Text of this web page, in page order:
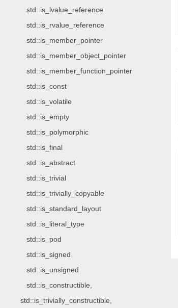
std::is_lvalue_reference
std::is_rvalue_reference
std::is_member_pointer
std::is_member_object_pointer
std::is_member_function_pointer
std::is_const
std::is_volatile
std::is_empty
std::is_polymorphic
std::is_final
std::is_abstract
std::is_trivial
std::is_trivially_copyable
std::is_standard_layout
std::is_literal_type
std::is_pod
std::is_signed
std::is_unsigned
std::is_constructible,
std::is_trivially_constructible,